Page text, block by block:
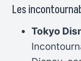
Les
Tokyo